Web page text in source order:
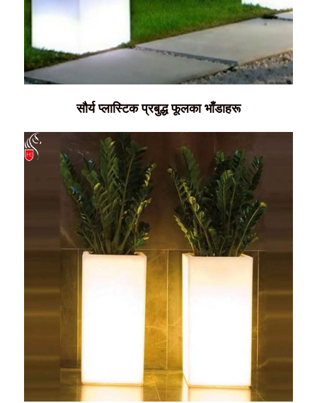
सौर्य प्लास्टिक प्रबुद्ध फूलका भाँडाहरू